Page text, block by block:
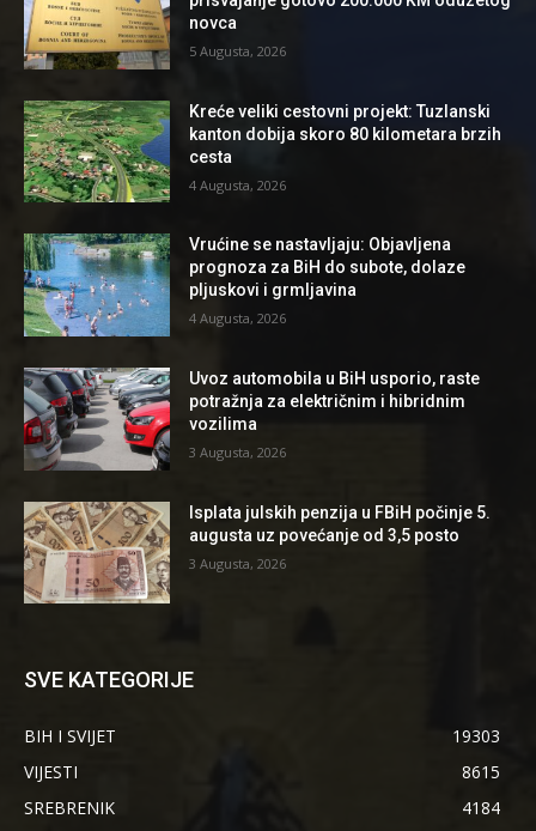
novca
5 Augusta, 2026
Kreće veliki cestovni projekt: Tuzlanski
kanton dobija skoro 80 kilometara brzih
cesta
4 Augusta, 2026
Vrućine se nastavljaju: Objavljena
prognoza za BiH do subote, dolaze
pljuskovi i grmljavina
4 Augusta, 2026
Uvoz automobila u BiH usporio, raste
potražnja za električnim i hibridnim
vozilima
3 Augusta, 2026
Isplata julskih penzija u FBiH počinje 5.
augusta uz povećanje od 3,5 posto
3 Augusta, 2026
SVE KATEGORIJE
BIH I SVIJET
19303
VIJESTI
8615
SREBRENIK
4184